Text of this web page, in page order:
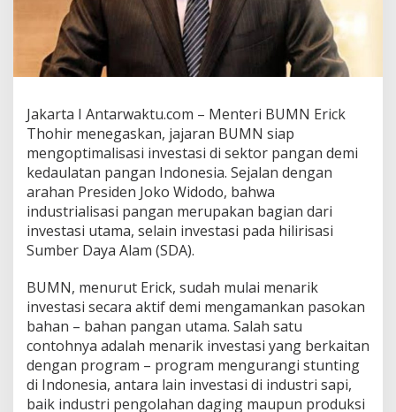
Jakarta I Antarwaktu.com – Menteri BUMN Erick
Thohir menegaskan, jajaran BUMN siap
mengoptimalisasi investasi di sektor pangan demi
kedaulatan pangan Indonesia. Sejalan dengan
arahan Presiden Joko Widodo, bahwa
industrialisasi pangan merupakan bagian dari
investasi utama, selain investasi pada hilirisasi
Sumber Daya Alam (SDA).
BUMN, menurut Erick, sudah mulai menarik
investasi secara aktif demi mengamankan pasokan
bahan – bahan pangan utama. Salah satu
contohnya adalah menarik investasi yang berkaitan
dengan program – program mengurangi stunting
di Indonesia, antara lain investasi di industri sapi,
baik industri pengolahan daging maupun produksi